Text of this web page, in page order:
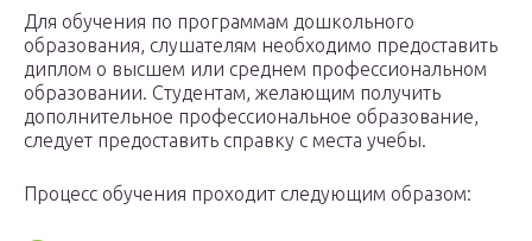
Для обучения по программам дошкольного
образования, слушателям необходимо предоставить
диплом о высшем или среднем профессиональном
образовании. Студентам, желающим получить
дополнительное профессиональное образование,
следует предоставить справку с места учебы.
Процесс обучения проходит следующим образом: